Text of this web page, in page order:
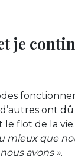
je
ont
le flot de la
mieux que
avons ».